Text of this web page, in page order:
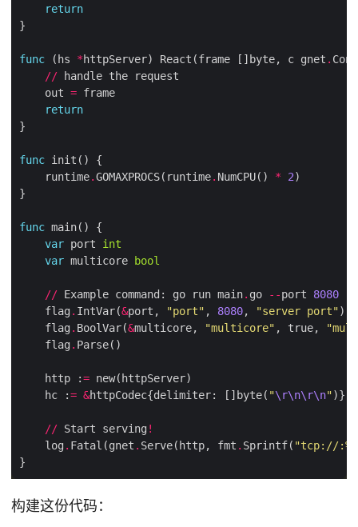
return
func (hs *httpServer) React(frame []byte, c gnet .
//
    out
=
return
func
    runtime
.GOMAXPROCS(runtime. NumCPU() * 2
func
var port int
var multicore bool
// Example command: go run main. go --port 8080
    flag
. IntVar(&port, "port" , 8080, "server port"
    flag
. BoolVar(&multicore, "multicore" , true,
    flag
.
    http :
=
    hc :
= &httpCodec{delimiter: []byte( "\r\n\r\n"
// Start serving !
    log
. Fatal(gnet . Serve(http, fmt . Sprintf( "tcp://:%d
构建这份代码：